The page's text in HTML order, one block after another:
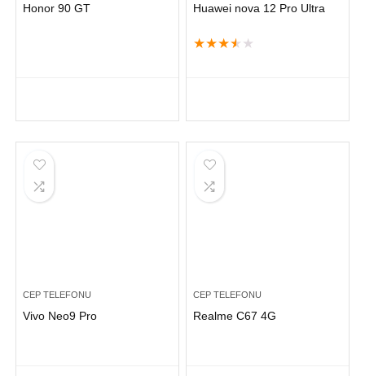
Honor 90 GT Huawei nova 12 Pro Ultra
★★★★ ★
CEP TELEFONU
Vivo Neo9 Pro
CEP TELEFONU
Realme C67 4G